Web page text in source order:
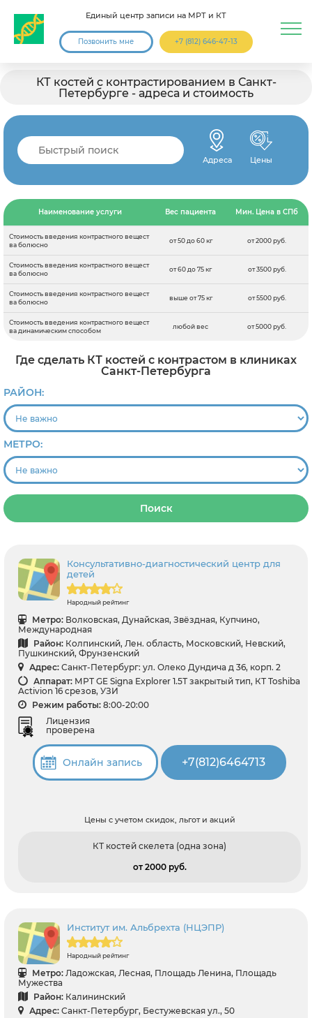
Единый центр записи на МРТ и КТ
Позвонить мне +7 (812) 646-47-13
КТ костей с контрастированием в Санкт-
Петербурге - адреса и стоимость
Адреса Цены
Наименование услуги Вес пациента Мин. Цена в СПб
Стоимость введения контрастного вещест
ва болюсно
от 50 до 60 кг от 2000 руб.
Стоимость введения контрастного вещест
ва болюсно
от 60 до 75 кг от 3500 руб.
Стоимость введения контрастного вещест
ва болюсно
выше от 75 кг от 5500 руб.
Стоимость введения контрастного вещест
ва динамическим способом
любой вес от 5000 руб.
Где сделать КТ костей с контрастом в клиниках
Санкт-Петербурга
РАЙОН:
МЕТРО:
Поиск
Консультативно-диагностический центр для
детей
Народный рейтинг
Метро: Волковская, Дунайская, Звёздная, Купчино,
Международная
Район: Колпинский, Лен. область, Московский, Невский,
Пушкинский, Фрунзенский
Адрес: Санкт-Петербург: ул. Олеко Дундича д 36, корп. 2
Аппарат: МРТ GE Signa Explorer 1.5Т закрытый тип, КТ Toshiba
Activion 16 срезов, УЗИ
Режим работы: 8:00-20:00
Лицензия
проверена
Онлайн запись +7(812)6464713
Цены с учетом скидок, льгот и акций
КТ костей скелета (одна зона)
от 2000 pуб.
Институт им. Альбрехта (НЦЭПР)
Народный рейтинг
Метро: Ладожская, Лесная, Площадь Ленина, Площадь
Мужества
Район: Калининский
Адрес: Санкт-Петербург, Бестужевская ул., 50